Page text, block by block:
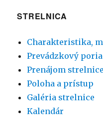
STRELNICA
Charakteristika,
Prevádzkový
Prenájom strelnice
Poloha a prístup
Galéria strelnice
Kalendár